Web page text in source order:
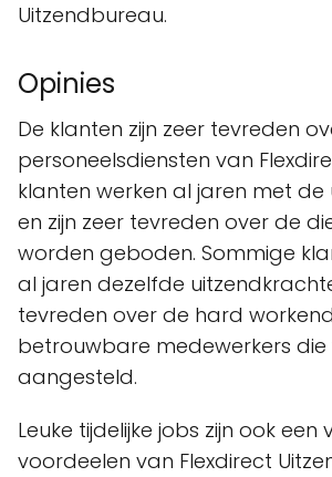
Uitzendbureau.
Opinies
De klanten zijn zeer tevreden
personeelsdiensten van
klanten werken al jaren met
en zijn zeer tevreden over de
worden geboden. Sommige
al jaren dezelfde
tevreden over de hard
betrouwbare medewerkers
aangesteld.
Leuke tijdelijke jobs zijn ook een
voordeelen van Flexdirect